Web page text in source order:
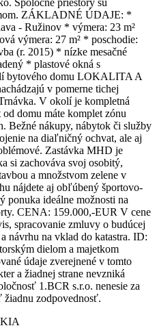
ZÁKLADNÉ ÚDAJE: *
- Ružinov * výmera: 23 m²
výmera: 27 m² * poschodie:
(r. 2015) * nízke mesačné
* plastové okná s
bytového domu LOKALITA A
v pomerne tichej
V okolí je kompletná
domu máte komplet zónu
Bežné nákupy, nábytok či služby
na diaľničný ochvat, ale aj
Zastávka MHD je
si zachováva svoj osobitý,
a množstvom zelene v
nájdete aj obľúbený športovo-
ponuka ideálne možnosti na
CENA: 159.000,-EUR V cene
spracovanie zmluvy o budúcej
návrhu na vklad do katastra. ID:
dielom a majetkom
údaje zverejnené v tomto
a žiadnej strane nevzniká
1.BCR s.r.o. nenesie za
žiadnu zodpovednosť.